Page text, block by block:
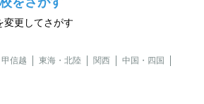
変更してさがす
信越 東海・北陸 関西
中国・四国